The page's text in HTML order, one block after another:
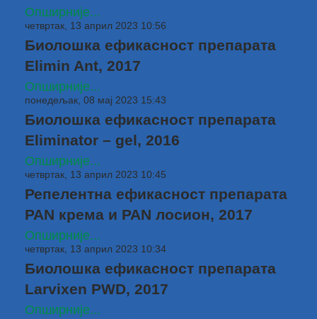
Опширније...
четвртак, 13 април 2023 10:56
Биолошка ефикасност препарата
Elimin Ant, 2017
Опширније...
понедељак, 08 мај 2023 15:43
Биолошка ефикасност препарата
Eliminator – gel, 2016
Опширније...
четвртак, 13 април 2023 10:45
Репелентна ефикасност препарата
PAN крема и PAN лосион, 2017
Опширније...
четвртак, 13 април 2023 10:34
Биолошка ефикасност препарата
Larvixen PWD, 2017
Опширније...